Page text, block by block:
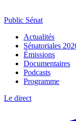
Public Sénat
Actualités
Sénatoriales
Émissions
Documentaires
Podcasts
Programme
Le direct